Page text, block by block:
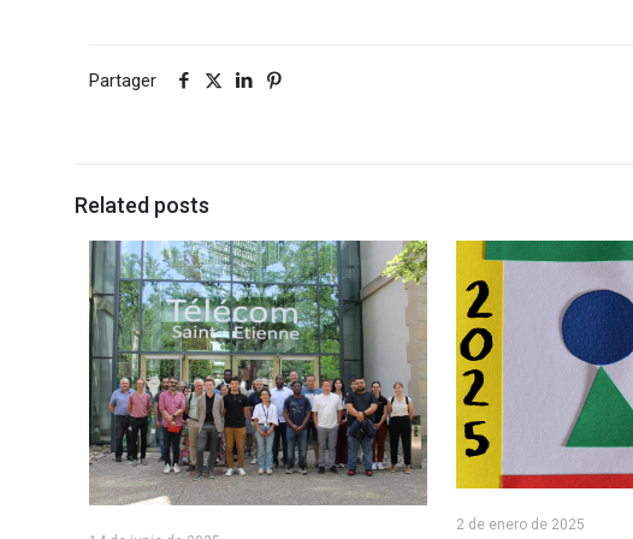
Partager
Related posts
2 de enero de 2025